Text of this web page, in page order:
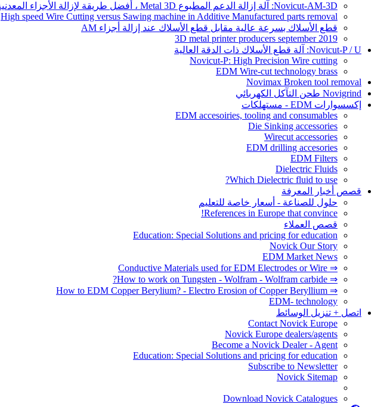
Novicut-AM-3D: آلة إزالة الدعم المطبوع Metal 3D ، أفضل طريقة لإزالة الأجزاء المعدنية المطبوعة ثلاثية الأبعاد من منصة الإنشاء
High speed Wire Cutting versus Sawing machine in Additive Manufactured parts removal
قطع الأسلاك بسرعة عالية مقابل قطع الأسلاك عند إزالة أجزاء AM
3D metal printer producers september 2019
Novicut-P / U: آلة قطع الأسلاك ذات الدقة العالية
Novicut-P: High Precision Wire cutting
EDM Wire-cut technology brass
Novimax Broken tool removal
Novigrind طحن التآكل الكهربائي
إكسسوارات EDM - مستهلكات
EDM accesoiries, tooling and consumables
Die Sinking accessories
Wirecut accessories
EDM drilling accesories
EDM Filters
Dielectric Fluids
Which Dielectric fluid to use?
قصص أخبار المعرفة
حلول للصناعة - أسعار خاصة للتعليم
References in Europe that convince!
قصص العملاء
Education: Special Solutions and pricing for education
Novick Our Story
EDM Market News
⇒ Conductive Materials used for EDM Electrodes or Wire
⇒ How to work on Tungsten - Wolfram - Wolfram carbide?
⇒ How to EDM Copper Berylium? - Electro Erosion of Copper Beryllium
EDM- technology
اتصل + تنزيل الوسائط
Contact Novick Europe
Novick Europe dealers/agents
Become a Novick Dealer - Agent
Education: Special Solutions and pricing for education
Subscribe to Newsletter
Novick Sitemap
Download Novick Catalogues